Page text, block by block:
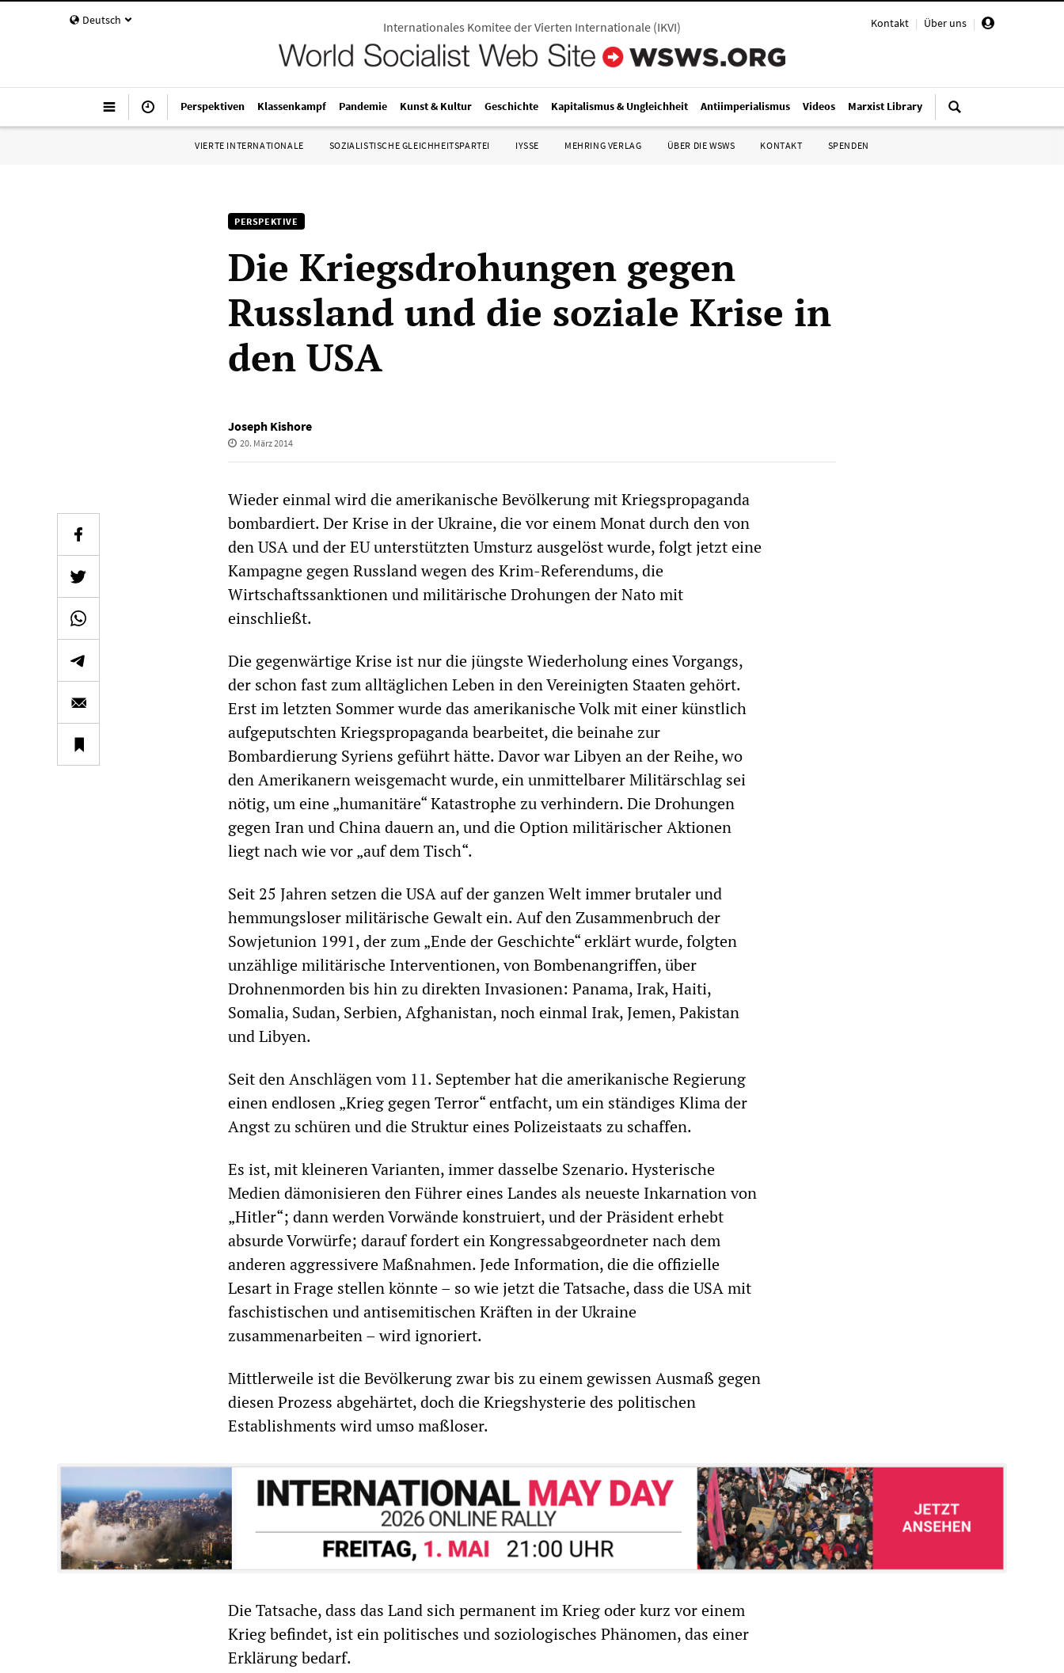
Deutsch Kontakt | Über uns |
Internationales Komitee der Vierten Internationale (IKVI)
Perspektiven Klassenkampf Pandemie Kunst & Kultur Geschichte Kapitalismus & Ungleichheit Antiimperialismus Videos Marxist Library
VIERTE INTERNATIONALE SOZIALISTISCHE GLEICHHEITSPARTEI IYSSE MEHRING VERLAG ÜBER DIE WSWS KONTAKT SPENDEN
PERSPEKTIVE
Die Kriegsdrohungen gegen
Russland und die soziale Krise in
den USA
Joseph Kishore
20. März 2014
Wieder einmal wird die amerikanische Bevölkerung mit Kriegspropaganda
bombardiert. Der Krise in der Ukraine, die vor einem Monat durch den von
den USA und der EU unterstützten Umsturz ausgelöst wurde, folgt jetzt eine
Kampagne gegen Russland wegen des Krim-Referendums, die
Wirtschaftssanktionen und militärische Drohungen der Nato mit
einschließt.
Die gegenwärtige Krise ist nur die jüngste Wiederholung eines Vorgangs,
der schon fast zum alltäglichen Leben in den Vereinigten Staaten gehört.
Erst im letzten Sommer wurde das amerikanische Volk mit einer künstlich
aufgeputschten Kriegspropaganda bearbeitet, die beinahe zur
Bombardierung Syriens geführt hätte. Davor war Libyen an der Reihe, wo
den Amerikanern weisgemacht wurde, ein unmittelbarer Militärschlag sei
nötig, um eine „humanitäre“ Katastrophe zu verhindern. Die Drohungen
gegen Iran und China dauern an, und die Option militärischer Aktionen
liegt nach wie vor „auf dem Tisch“.
Seit 25 Jahren setzen die USA auf der ganzen Welt immer brutaler und
hemmungsloser militärische Gewalt ein. Auf den Zusammenbruch der
Sowjetunion 1991, der zum „Ende der Geschichte“ erklärt wurde, folgten
unzählige militärische Interventionen, von Bombenangriffen, über
Drohnenmorden bis hin zu direkten Invasionen: Panama, Irak, Haiti,
Somalia, Sudan, Serbien, Afghanistan, noch einmal Irak, Jemen, Pakistan
und Libyen.
Seit den Anschlägen vom 11. September hat die amerikanische Regierung
einen endlosen „Krieg gegen Terror“ entfacht, um ein ständiges Klima der
Angst zu schüren und die Struktur eines Polizeistaats zu schaffen.
Es ist, mit kleineren Varianten, immer dasselbe Szenario. Hysterische
Medien dämonisieren den Führer eines Landes als neueste Inkarnation von
„Hitler“; dann werden Vorwände konstruiert, und der Präsident erhebt
absurde Vorwürfe; darauf fordert ein Kongressabgeordneter nach dem
anderen aggressivere Maßnahmen. Jede Information, die die offizielle
Lesart in Frage stellen könnte – so wie jetzt die Tatsache, dass die USA mit
faschistischen und antisemitischen Kräften in der Ukraine
zusammenarbeiten – wird ignoriert.
Mittlerweile ist die Bevölkerung zwar bis zu einem gewissen Ausmaß gegen
diesen Prozess abgehärtet, doch die Kriegshysterie des politischen
Establishments wird umso maßloser.
Die Tatsache, dass das Land sich permanent im Krieg oder kurz vor einem
Krieg befindet, ist ein politisches und soziologisches Phänomen, das einer
Erklärung bedarf.